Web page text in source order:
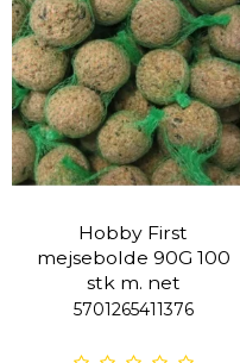
Hobby First
mejsebolde 90G 100
stk m. net
5701265411376